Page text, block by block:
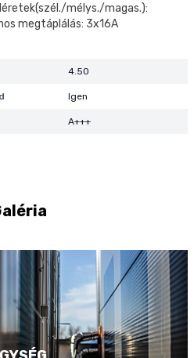
mélys./magas.):
megtáplálás: 3x16A
4.50
Igen
A+++
-30°C
70°C
10.0 kW